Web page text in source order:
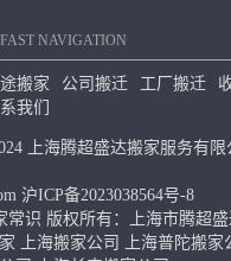
FAST NAVIGATION
搬家 公司搬迁 工厂搬迁
我们
上海腾超盛达搬家服务有
沪ICP备2023038564号-8
常识 版权所有：上海市腾超
上海搬家公司 上海普陀搬家